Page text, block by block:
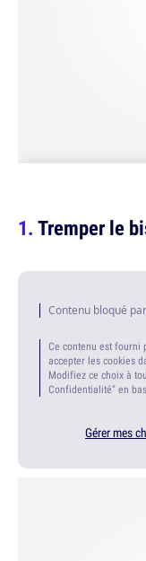
Tremper le
Contenu bloqué
Ce contenu est fourni
accepter les cookies
Modifiez ce choix à
Confidentialité" en
Gérer mes